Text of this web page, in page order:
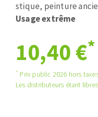
Plateaux
Meules
Disques à
stique, peinture
Usage extrême
10,40 €*
* Prix public 2026 hors
Les distributeurs étant